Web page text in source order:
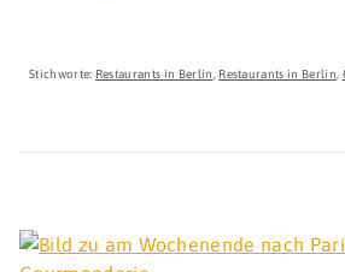
Stichworte: Restaurants in Berlin Restaurants in Berlin